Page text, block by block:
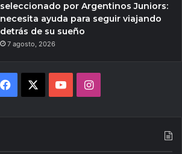
seleccionado por Argentinos Juniors:
necesita ayuda para seguir viajando
detrás de su sueño
7 agosto, 2026
Facebook YouTubeInstagram